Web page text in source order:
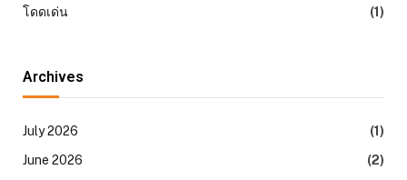
โดดเด่น
(1)
Archives
July 2026
(1)
June 2026
(2)